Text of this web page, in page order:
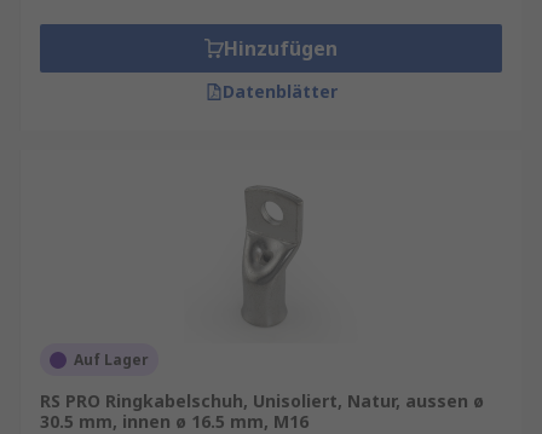
Hinzufügen
Datenblätter
Auf Lager
RS PRO Ringkabelschuh, Unisoliert, Natur, aussen ø
30.5 mm, innen ø 16.5 mm, M16